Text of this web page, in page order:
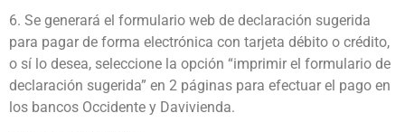
6. Se generará el formulario web de declaración sugerida
para pagar de forma electrónica con tarjeta débito o crédito,
o sí lo desea, seleccione la opción “imprimir el formulario de
declaración sugerida” en 2 páginas para efectuar el pago en
los bancos Occidente y Davivienda.